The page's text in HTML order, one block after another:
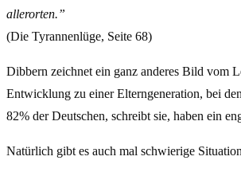
allerorten.”
(Die Tyrannenlüge, Seite 68)
Dibbern zeichnet ein ganz anderes Bild vom
Entwicklung zu einer Elterngeneration, bei
82% der Deutschen, schreibt sie, haben ein
Natürlich gibt es auch mal schwierige